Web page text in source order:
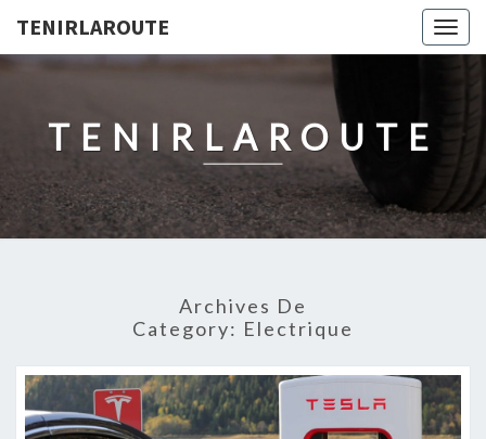
TENIRLAROUTE
TENIRLAROUTE
Archives De
Category: Electrique